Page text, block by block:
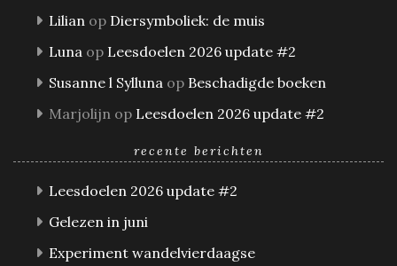
Lilian op Diersymboliek: de muis
Luna op Leesdoelen 2026 update #2
Susanne l Sylluna op Beschadigde boeken
Marjolijn op Leesdoelen 2026 update #2
recente berichten
Leesdoelen 2026 update #2
Gelezen in juni
Experiment wandelvierdaagse